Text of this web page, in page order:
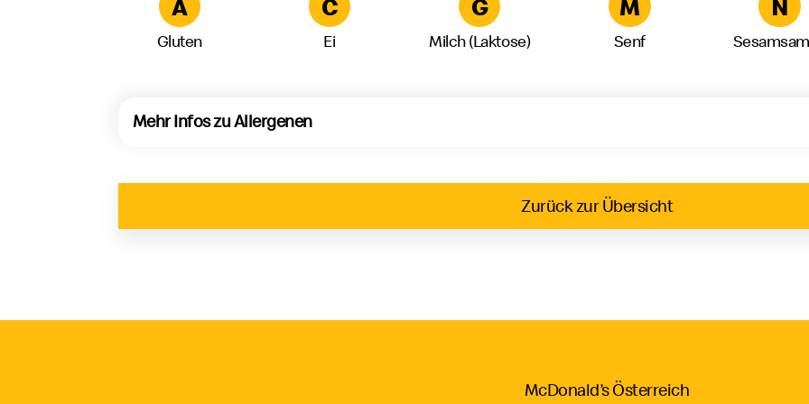
A
Gluten
C
Ei
G
Milch (Laktose)
M
Senf
N
Mehr Infos zu Allergenen
Zurück zur Übersicht
McDonald’s Österreich